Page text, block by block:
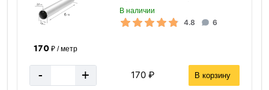
В наличии
4.8 6
170₽ / метр
- + 170 ₽ В корзину